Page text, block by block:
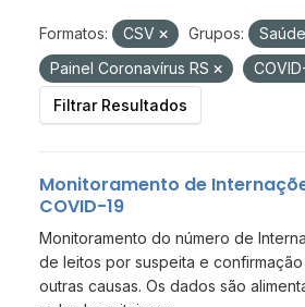
Formatos: CSV Grupos: Saúde
Painel Coronavírus RS
Filtrar Resultados
Monitoramento de
COVID-19
Monitoramento do número de
de leitos por suspeita e
outras causas. Os dados são